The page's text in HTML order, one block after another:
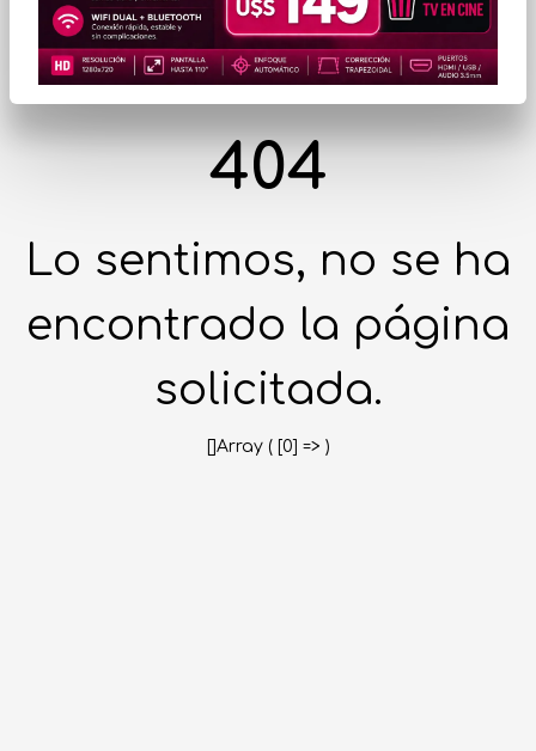
404
Lo sentimos, no se ha
encontrado la página
solicitada.
[]Array ( [0] => )